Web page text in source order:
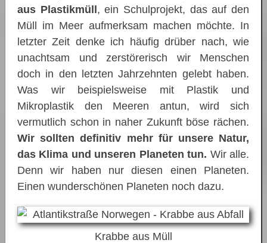
aus Plastikmüll, ein Schulprojekt, das auf den
Müll im Meer aufmerksam machen möchte. In
letzter Zeit denke ich häufig drüber nach, wie
unachtsam und zerstörerisch wir Menschen
doch in den letzten Jahrzehnten gelebt haben.
Was wir beispielsweise mit Plastik und
Mikroplastik den Meeren antun, wird sich
vermutlich schon in naher Zukunft böse rächen.
Wir sollten definitiv mehr für unsere Natur,
das Klima und unseren Planeten tun. Wir alle.
Denn wir haben nur diesen einen Planeten.
Einen wunderschönen Planeten noch dazu.
Krabbe aus Müll